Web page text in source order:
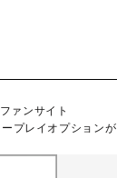
ァンサイト
プレイオプションが